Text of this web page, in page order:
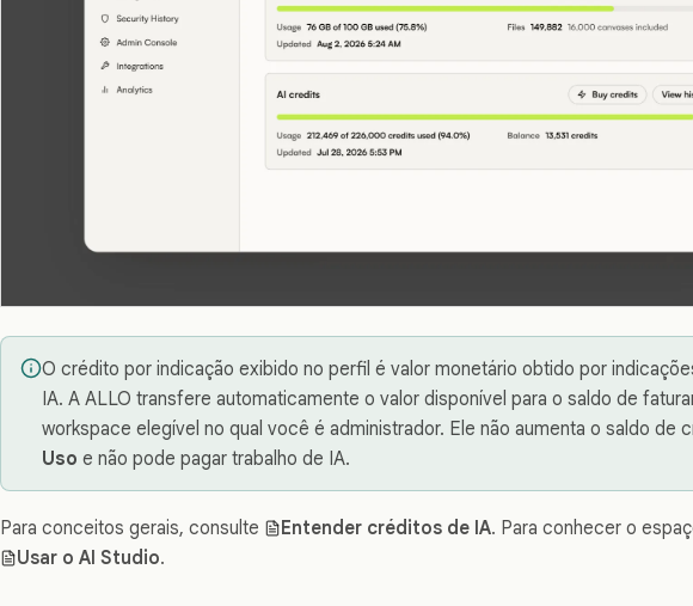
O crédito por indicação exibido no perfil é valor monetário obtido por
IA. A ALLO transfere automaticamente o valor disponível para o saldo de
workspace elegível no qual você é administrador. Ele não aumenta o saldo de
Uso e não pode pagar trabalho de IA.
Para conceitos gerais, consulte Entender créditos de IA. Para conhecer o
Usar o AI Studio.